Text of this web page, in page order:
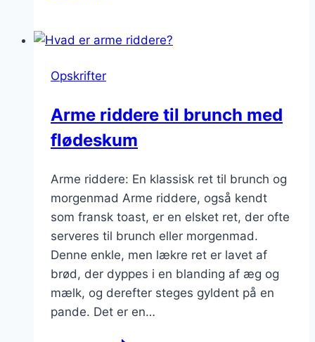
til
Opskrifter
Arme riddere til brunch med
flødeskum
Arme riddere: En klassisk ret til brunch og
morgenmad Arme riddere, også kendt
som fransk toast, er en elsket ret, der ofte
serveres til brunch eller morgenmad.
Denne enkle, men lækre ret er lavet af
brød, der dyppes i en blanding af æg og
mælk, og derefter steges gyldent på en
pande. Det er en…